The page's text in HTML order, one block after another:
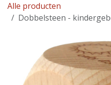
Alle producten
Dobbelsteen -